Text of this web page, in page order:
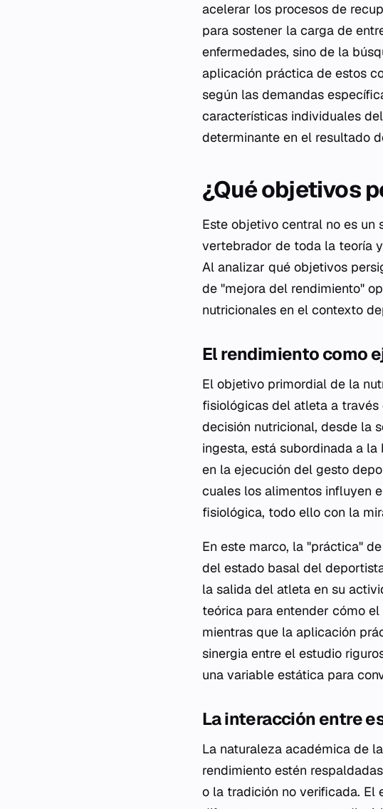
acelerar los procesos de
para sostener la carga de
enfermedades, sino de la
aplicación práctica de estos
según las demandas
características individuales
determinante en el resultado
¿Qué objetivos
Este objetivo central no es un
vertebrador de toda la teoría
Al analizar qué objetivos
de "mejora del rendimiento"
nutricionales en el contexto
El rendimiento como
El objetivo primordial de la
fisiológicas del atleta a
decisión nutricional, desde la
ingesta, está subordinada a
en la ejecución del gesto
cuales los alimentos influyen
fisiológica, todo ello con la
En este marco, la "práctica"
del estado basal del
la salida del atleta en su
teórica para entender cómo
mientras que la aplicación
sinergia entre el estudio
una variable estática para
La interacción entre
La naturaleza académica de
rendimiento estén
o la tradición no verificada. El